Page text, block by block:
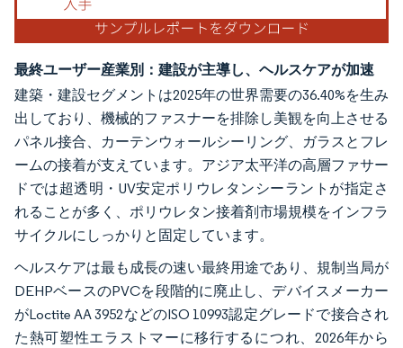
最終ユーザー産業別：建設が主導し、ヘルスケアが加速
建築・建設セグメントは2025年の世界需要の36.40%を生み
出しており、機械的ファスナーを排除し美観を向上させる
パネル接合、カーテンウォールシーリング、ガラスとフレ
ームの接着が支えています。アジア太平洋の高層ファサー
ドでは超透明・UV安定ポリウレタンシーラントが指定さ
れることが多く、ポリウレタン接着剤市場規模をインフラ
サイクルにしっかりと固定しています。
ヘルスケアは最も成長の速い最終用途であり、規制当局が
DEHPベースのPVCを段階的に廃止し、デバイスメーカー
がLoctite AA 3952などのISO 10993認定グレードで接合され
た熱可塑性エラストマーに移行するにつれ、2026年から